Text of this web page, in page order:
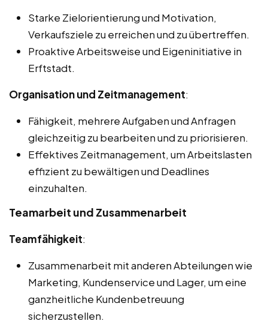
Starke Zielorientierung und Motivation,
Verkaufsziele zu erreichen und zu übertreffen.
Proaktive Arbeitsweise und Eigeninitiative in
Erftstadt.
Organisation und Zeitmanagement:
Fähigkeit, mehrere Aufgaben und Anfragen
gleichzeitig zu bearbeiten und zu priorisieren.
Effektives Zeitmanagement, um Arbeitslasten
effizient zu bewältigen und Deadlines
einzuhalten.
Teamarbeit und Zusammenarbeit
Teamfähigkeit:
Zusammenarbeit mit anderen Abteilungen wie
Marketing, Kundenservice und Lager, um eine
ganzheitliche Kundenbetreuung
sicherzustellen.